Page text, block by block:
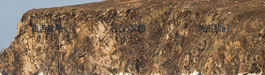
旅游攻略 匠心文旅 关于我们